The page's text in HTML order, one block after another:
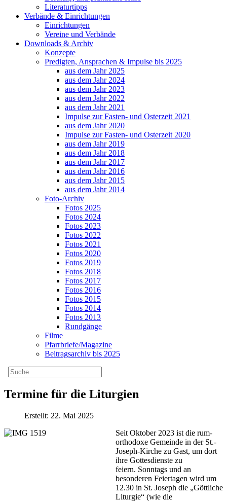
Literaturtipps
Verbände & Einrichtungen
Einrichtungen
Vereine und Verbände
Downloads & Archiv
Konzepte
Predigten, Ansprachen & Impulse bis 2025
aus dem Jahr 2025
aus dem Jahr 2024
aus dem Jahr 2023
aus dem Jahr 2022
aus dem Jahr 2021
Impulse zur Fasten- und Osterzeit 2021
aus dem Jahr 2020
Impulse zur Fasten- und Osterzeit 2020
aus dem Jahr 2019
aus dem Jahr 2018
aus dem Jahr 2017
aus dem Jahr 2016
aus dem Jahr 2015
aus dem Jahr 2014
Foto-Archiv
Fotos 2025
Fotos 2024
Fotos 2023
Fotos 2022
Fotos 2021
Fotos 2020
Fotos 2019
Fotos 2018
Fotos 2017
Fotos 2016
Fotos 2015
Fotos 2014
Fotos 2013
Rundgänge
Filme
Pfarrbriefe/Magazine
Beitragsarchiv bis 2025
Termine für die Liturgien
Erstellt: 22. Mai 2025
Seit Oktober 2023 ist die rum-
orthodoxe Gemeinde in der St.-
Joseph-Kirche zu Gast, um dort
ihre Gottesdienste zu
feiern. Sonntags und an
besonderen Feiertagen wird um
12.30 in St. Joseph die „Göttliche
Liturgie“ (wie die